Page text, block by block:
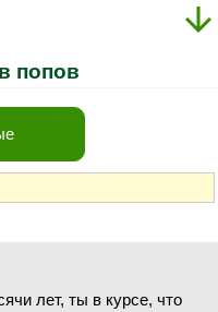
попов
лет, ты в курсе, что